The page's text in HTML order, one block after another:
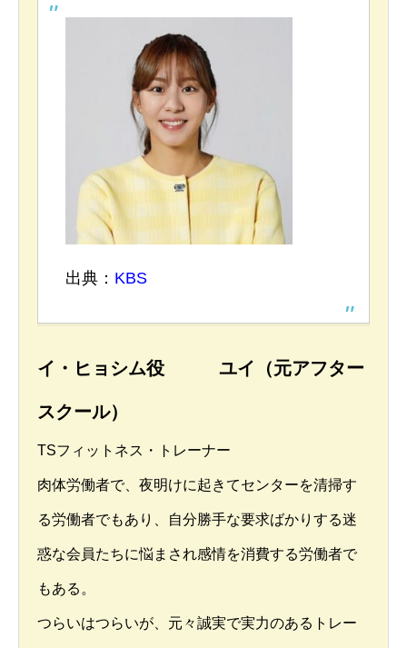
出典： KBS
イ・ヒョシム役 ユイ（元アフター
スクール）
TSフィットネス・トレーナー
肉体労働者で、夜明けに起きてセンターを清掃す
る労働者でもあり、自分勝手な要求ばかりする迷
惑な会員たちに悩まされ感情を消費する労働者で
もある。
つらいはつらいが、元々誠実で実力のあるトレー